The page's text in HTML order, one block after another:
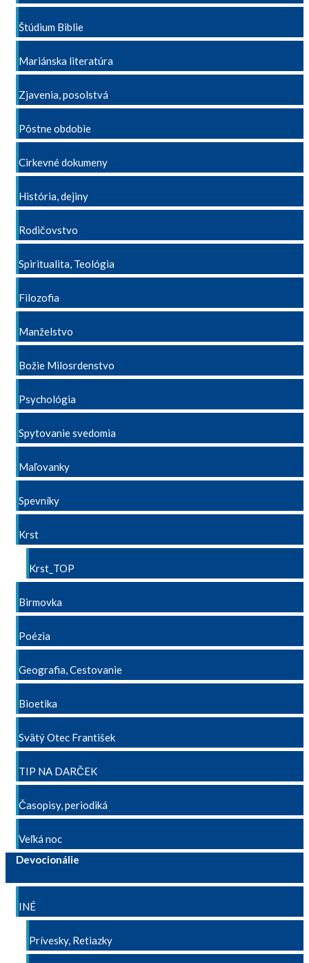
Štúdium Biblie
Mariánska literatúra
Zjavenia, posolstvá
Pôstne obdobie
Cirkevné dokumeny
História, dejiny
Rodičovstvo
Spiritualita, Teológia
Filozofia
Manželstvo
Božie Milosrdenstvo
Psychológia
Spytovanie svedomia
Maľovanky
Spevníky
Krst
Krst_TOP
Birmovka
Poézia
Geografia, Cestovanie
Bioetika
Svätý Otec František
TIP NA DARČEK
Časopisy, periodiká
Veľká noc
Devocionálie
INÉ
Prívesky, Retiazky